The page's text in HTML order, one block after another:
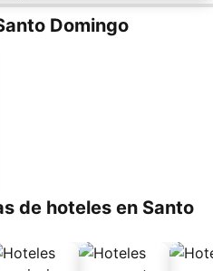
Domingo
de hoteles en Santo